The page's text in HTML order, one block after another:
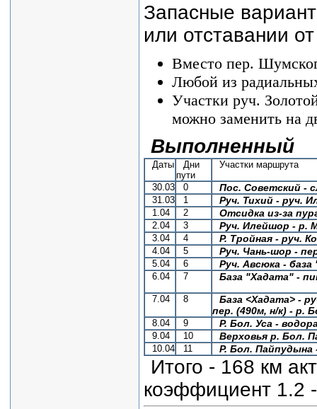
Запасные
или отставании
Вместо пер.
Любой из
Участки руч.
можно заменить на
Выполненный
Даты
Дни
пути
Участки маршрута
30.03 0 Пос. Советский -
31.03 1 Руч. Тихий - руч.
1.04 2 Отсидка из-за
2.04 3 Руч. Илейшор - р.
3.04 4 Р. Тройная - руч.
4.04 5 Руч. Чань-шор -
5.04 6 Руч. Авсюка -
6.04 7 База "Хадата" -
7.04 8
База <Хадата> -
пер. (490м, н/к) - р.
8.04 9 Р. Бол. Уса -
9.04 10 Верховья р. Бол.
10.04 11 Р. Бол. Пайпудына
Итого - 168 км
коэффициент 1.2